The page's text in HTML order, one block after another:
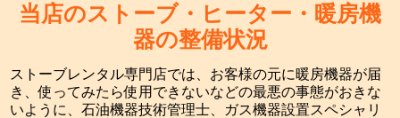
当店のストーブ・ヒーター・暖房機
器の整備状況
ストーブレンタル専門店では、お客様の元に暖房機器が届
き、使ってみたら使用できないなどの最悪の事態がおきな
いように、石油機器技術管理士、ガス機器設置スペシャリ